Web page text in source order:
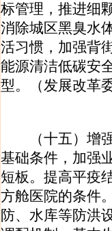
标管理，推进细
消除城区黑臭水
活习惯，加强背
能源清洁低碳安
型。（发展改革
（十五）增强
基础条件，加强
短板。提高平疫
方舱医院的条件
防、水库等防洪